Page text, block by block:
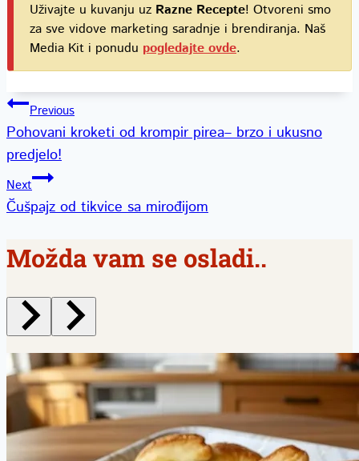
Uživajte u kuvanju uz Razne Recepte! Otvoreni smo
za sve vidove marketing saradnje i brendiranja. Naš
Media Kit i ponudu pogledajte ovde.
Kretanje
članka
Previous
Pohovani kroketi od krompir pirea– brzo i ukusno
predjelo!
Next
Čušpajz od tikvice sa mirođijom
Možda vam se osladi..